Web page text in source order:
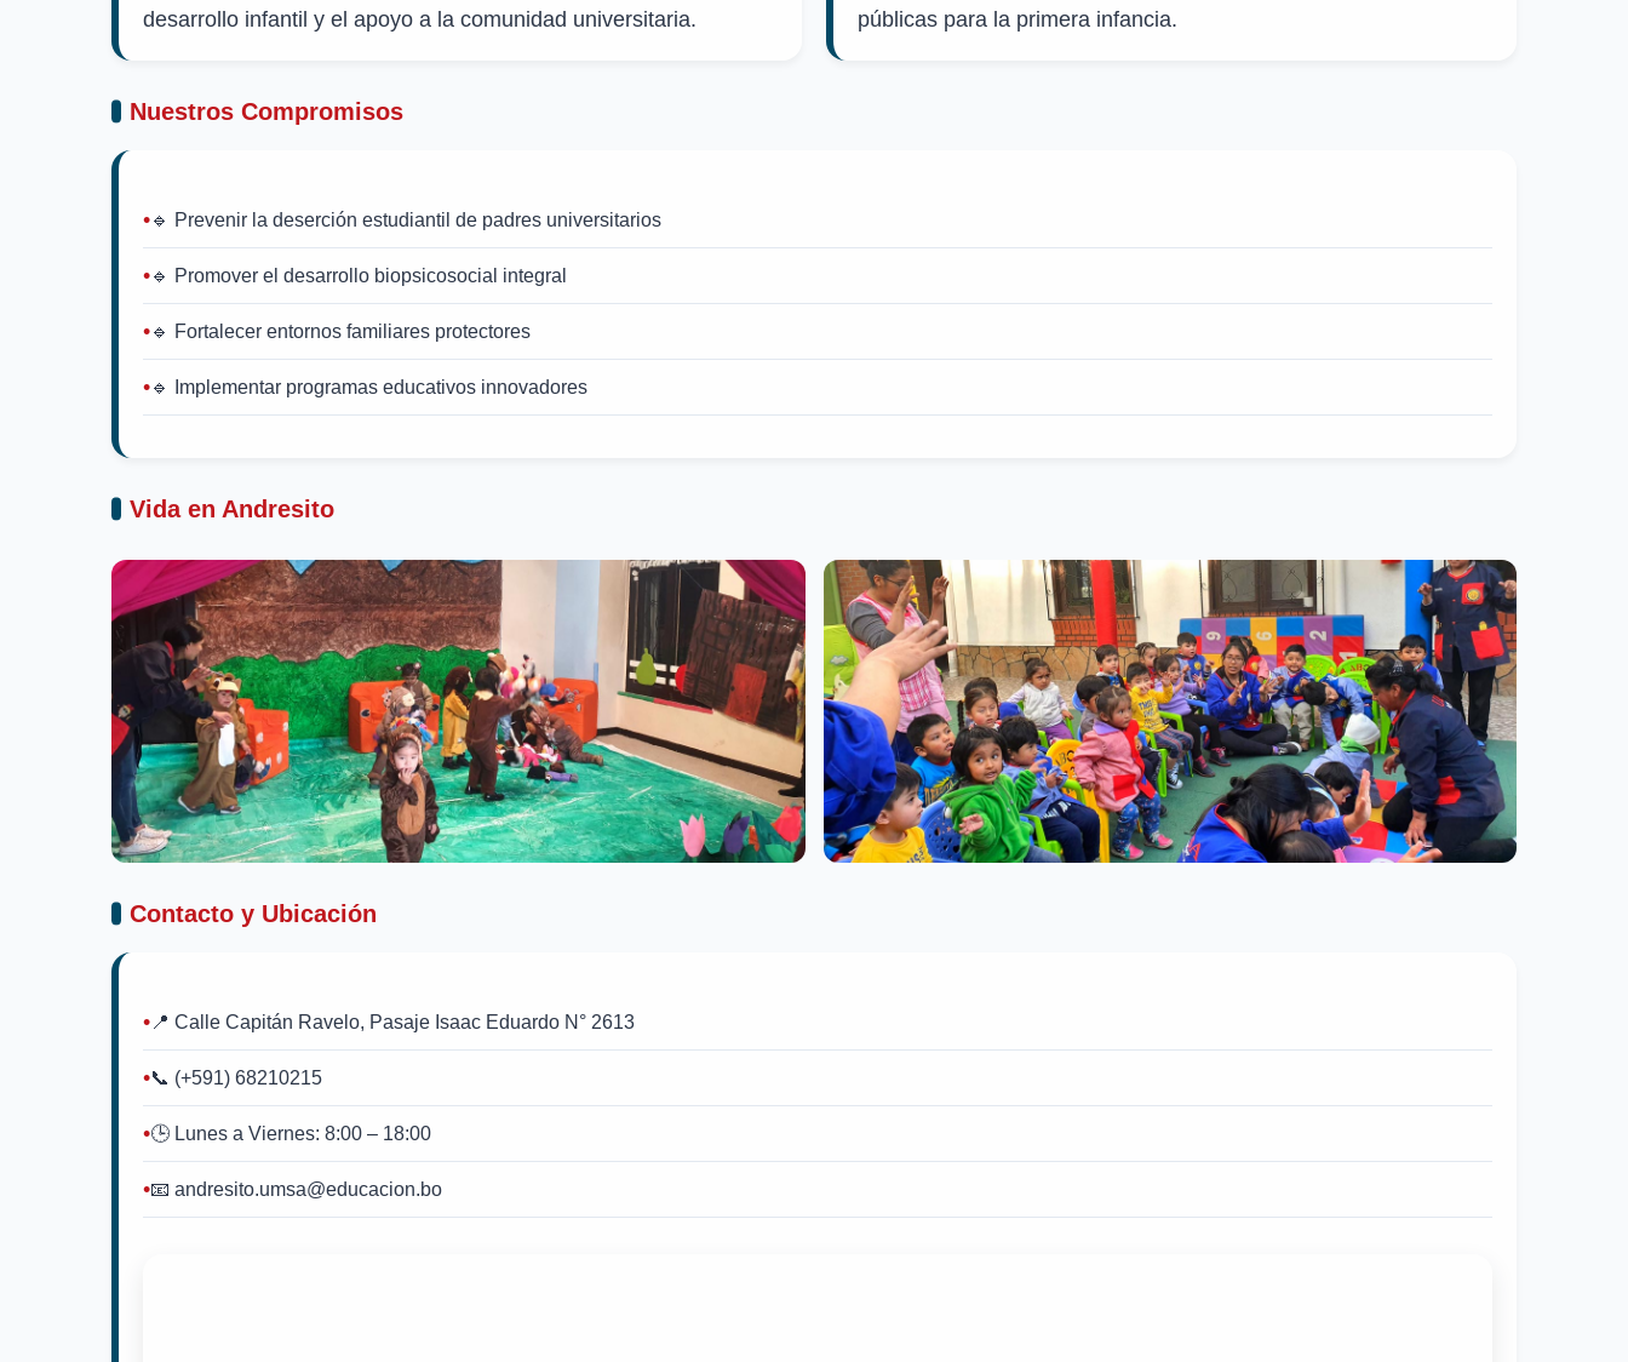
desarrollo infantil y el apoyo a la comunidad universitaria.
públicas para la primera infancia.
Nuestros Compromisos
🔹 Prevenir la deserción estudiantil de padres universitarios
🔹 Promover el desarrollo biopsicosocial integral
🔹 Fortalecer entornos familiares protectores
🔹 Implementar programas educativos innovadores
Vida en Andresito
Contacto y Ubicación
📍 Calle Capitán Ravelo, Pasaje Isaac Eduardo N° 2613
📞 (+591) 68210215
🕒 Lunes a Viernes: 8:00 – 18:00
📧 andresito.umsa@educacion.bo